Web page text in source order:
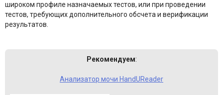
широком профиле назначаемых тестов, или при проведении
тестов, требующих дополнительного обсчета и верификации
результатов.
Рекомендуем:
Анализатор мочи HandUReader